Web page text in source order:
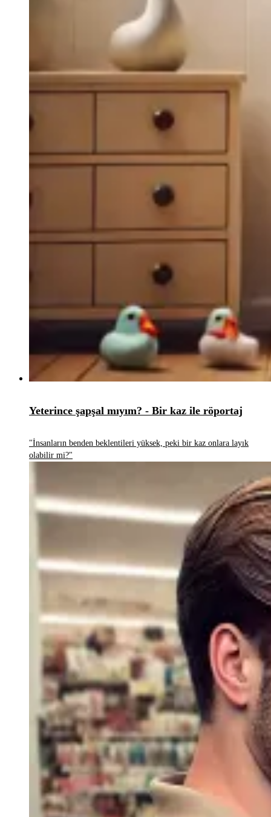
Yeterince şapşal mıyım? - Bir kaz ile röportaj
"İnsanların benden beklentileri yüksek, peki bir kaz onlara layık
olabilir mi?"